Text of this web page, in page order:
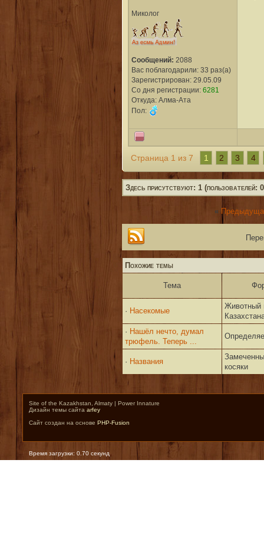
Миколог
Сообщений: 2088
Вас поблагодарили: 33 раз(а)
Зарегистрирован: 29.05.09
Со дня регистрации: 6281
Откуда: Алма-Ата
Пол:
Страница 1 из 7 1 2 3 4
Здесь присутствуют: 1 (пользователей:
«
Похожие темы
Тема
· Насекомые
Животный
· Нашёл нечто, думал
трюфель. Теперь ...
· Названия
косяки
Site of the Kazakhstan, Almaty | Power Innature
Дизайн темы сайта arfey
Сайт создан на основе PHP-Fusion
Время загрузки: 0.70 секунд